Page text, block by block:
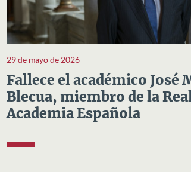
29 de mayo de 2026
Fallece el académico José
Blecua, miembro de la
Academia Española